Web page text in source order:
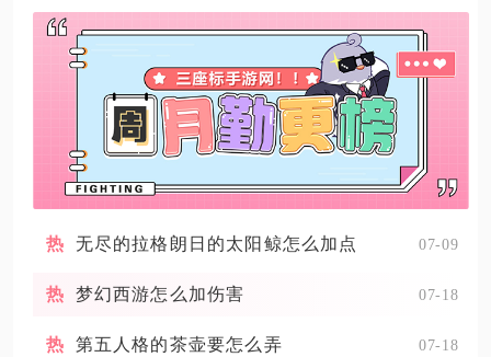
无尽的拉格朗日的太阳鲸怎么加点 07-09
梦幻西游怎么加伤害 07-18
第五人格的茶壶要怎么弄 07-18